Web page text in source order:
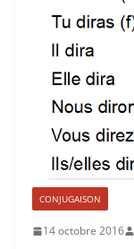
CONJUGAISON
14 octobre 2016